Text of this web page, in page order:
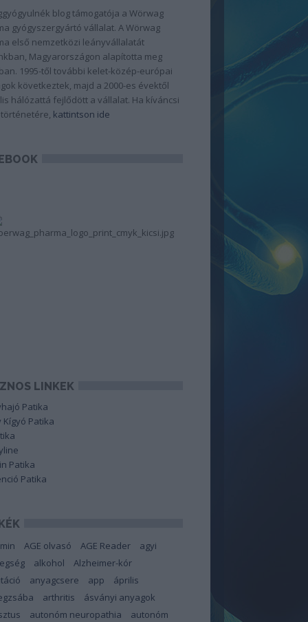
blog támogatója a Wörwag
gyógyszergyártó vállalat. A Wörwag
első nemzetközi leányvállalatát
Magyarországon alapította meg
1995-től további kelet-közép-európai
következtek, majd a 2000-es évektől
hálózattá fejlődött a vállalat. Ha kíváncsi
történetére, kattintson ide
LINKEK
Patika
Kígyó Patika
Patika
Patika
AGE olvasó AGE Reader
agyi
alkohol
Alzheimer-kór
anyagcsere app
április
arthritis
ásványi anyagok
autonóm neuropathia
autonóm